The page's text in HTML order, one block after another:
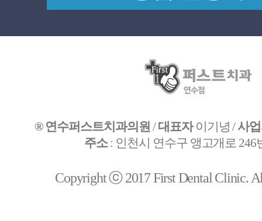
® 연수퍼스트치과의원 /대표자이기녕 /사
주소: 인천시 연수구 앵고개로 246
Copyright ⓒ 2017 First Dental Clinic.